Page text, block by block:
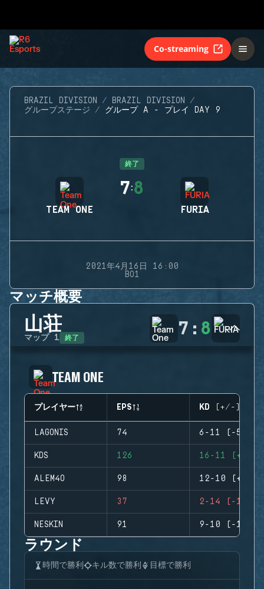
Co-streaming
BRAZIL DIVISION
BRAZIL DIVISION
グループステージ
グループ A - プレイ DAY 9
終了
TEAM ONE
7:8
FURIA
2021年4月16日 16:00
BO1
マッチ概要
山荘
マップ 1 終了 7 : 8
TEAM ONE
プレイヤー EPS KD (+/-)
LAGONIS 74 6-11 (-5)
KDS 126 16-11 (+5)
ALEM4O 98 12-10 (+2)
LEVY 37 2-14 (-12)
NESKIN 91 9-10 (-1)
ラウンド
時間で勝利 キル数で勝利 目標で勝利